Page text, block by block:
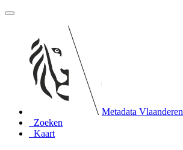
Metadata Vlaanderen
Zoeken
Kaart